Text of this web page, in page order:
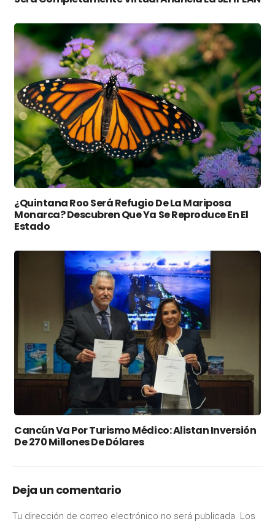
¿Quintana Roo Será Refugio De La Mariposa
Monarca? Descubren Que Ya Se Reproduce En El
Estado
Cancún Va Por Turismo Médico: Alistan Inversión
De 270 Millones De Dólares
Deja un comentario
Tu dirección de correo electrónico no será publicada. Los